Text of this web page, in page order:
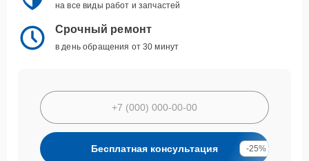
на все виды работ и запчастей
Срочный ремонт
в день обращения от 30 минут
Бесплатная консультация -25%